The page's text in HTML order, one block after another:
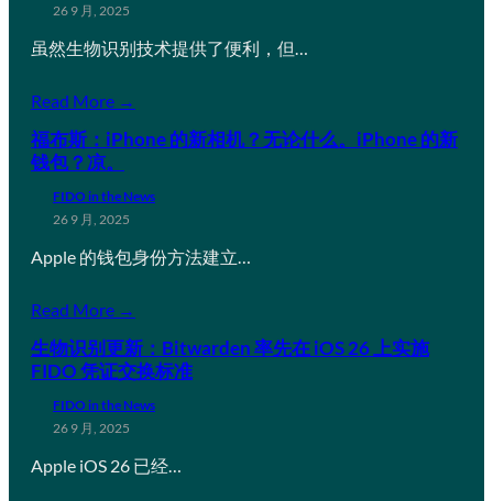
26 9 月, 2025
虽然生物识别技术提供了便利，但…
Read More →
福布斯：iPhone 的新相机？无论什么。iPhone 的新
钱包？凉。
FIDO in the News
26 9 月, 2025
Apple 的钱包身份方法建立…
Read More →
生物识别更新：Bitwarden 率先在 iOS 26 上实施
FIDO 凭证交换标准
FIDO in the News
26 9 月, 2025
Apple iOS 26 已经…